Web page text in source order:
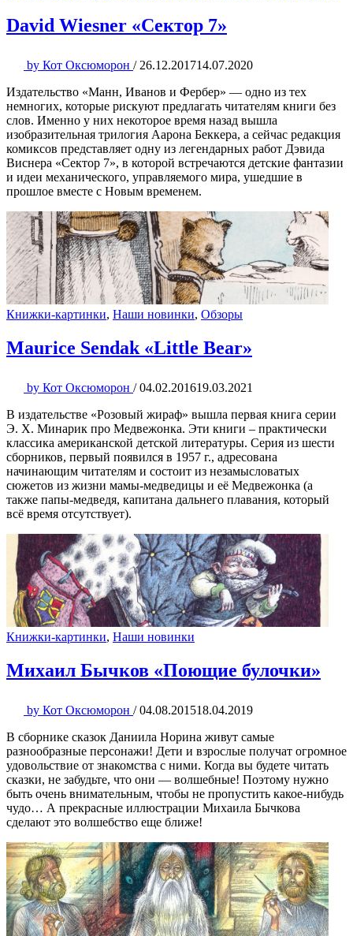
David Wiesner «Сектор 7»
by Кот Оксюморон / 26.12.201714.07.2020
Издательство «Манн, Иванов и Фербер» — одно из тех
немногих, которые рискуют предлагать читателям книги без
слов. Именно у них некоторое время назад вышла
изобразительная трилогия Аарона Беккера, а сейчас редакция
комиксов представляет одну из легендарных работ Дэвида
Виснера «Сектор 7», в которой встречаются детские фантазии
и идеи механического, управляемого мира, ушедшие в
прошлое вместе с Новым временем.
Книжки-картинки, Наши новинки, Обзоры
Maurice Sendak «Little Bear»
by Кот Оксюморон / 04.02.201619.03.2021
В издательстве «Розовый жираф» вышла первая книга серии
Э. Х. Минарик про Медвежонка. Эти книги – практически
классика американской детской литературы. Серия из шести
сборников, первый появился в 1957 г., адресована
начинающим читателям и состоит из незамысловатых
сюжетов из жизни мамы-медведицы и её Медвежонка (а
также папы-медведя, капитана дальнего плавания, который
всё время отсутствует).
Книжки-картинки, Наши новинки
Михаил Бычков «Поющие булочки»
by Кот Оксюморон / 04.08.201518.04.2019
В сборнике сказок Даниила Норина живут самые
разнообразные персонажи! Дети и взрослые получат огромное
удовольствие от знакомства с ними. Когда вы будете читать
сказки, не забудьте, что они — волшебные! Поэтому нужно
быть очень внимательным, чтобы не пропустить какое-нибудь
чудо… А прекрасные иллюстрации Михаила Бычкова
сделают это волшебство еще ближе!